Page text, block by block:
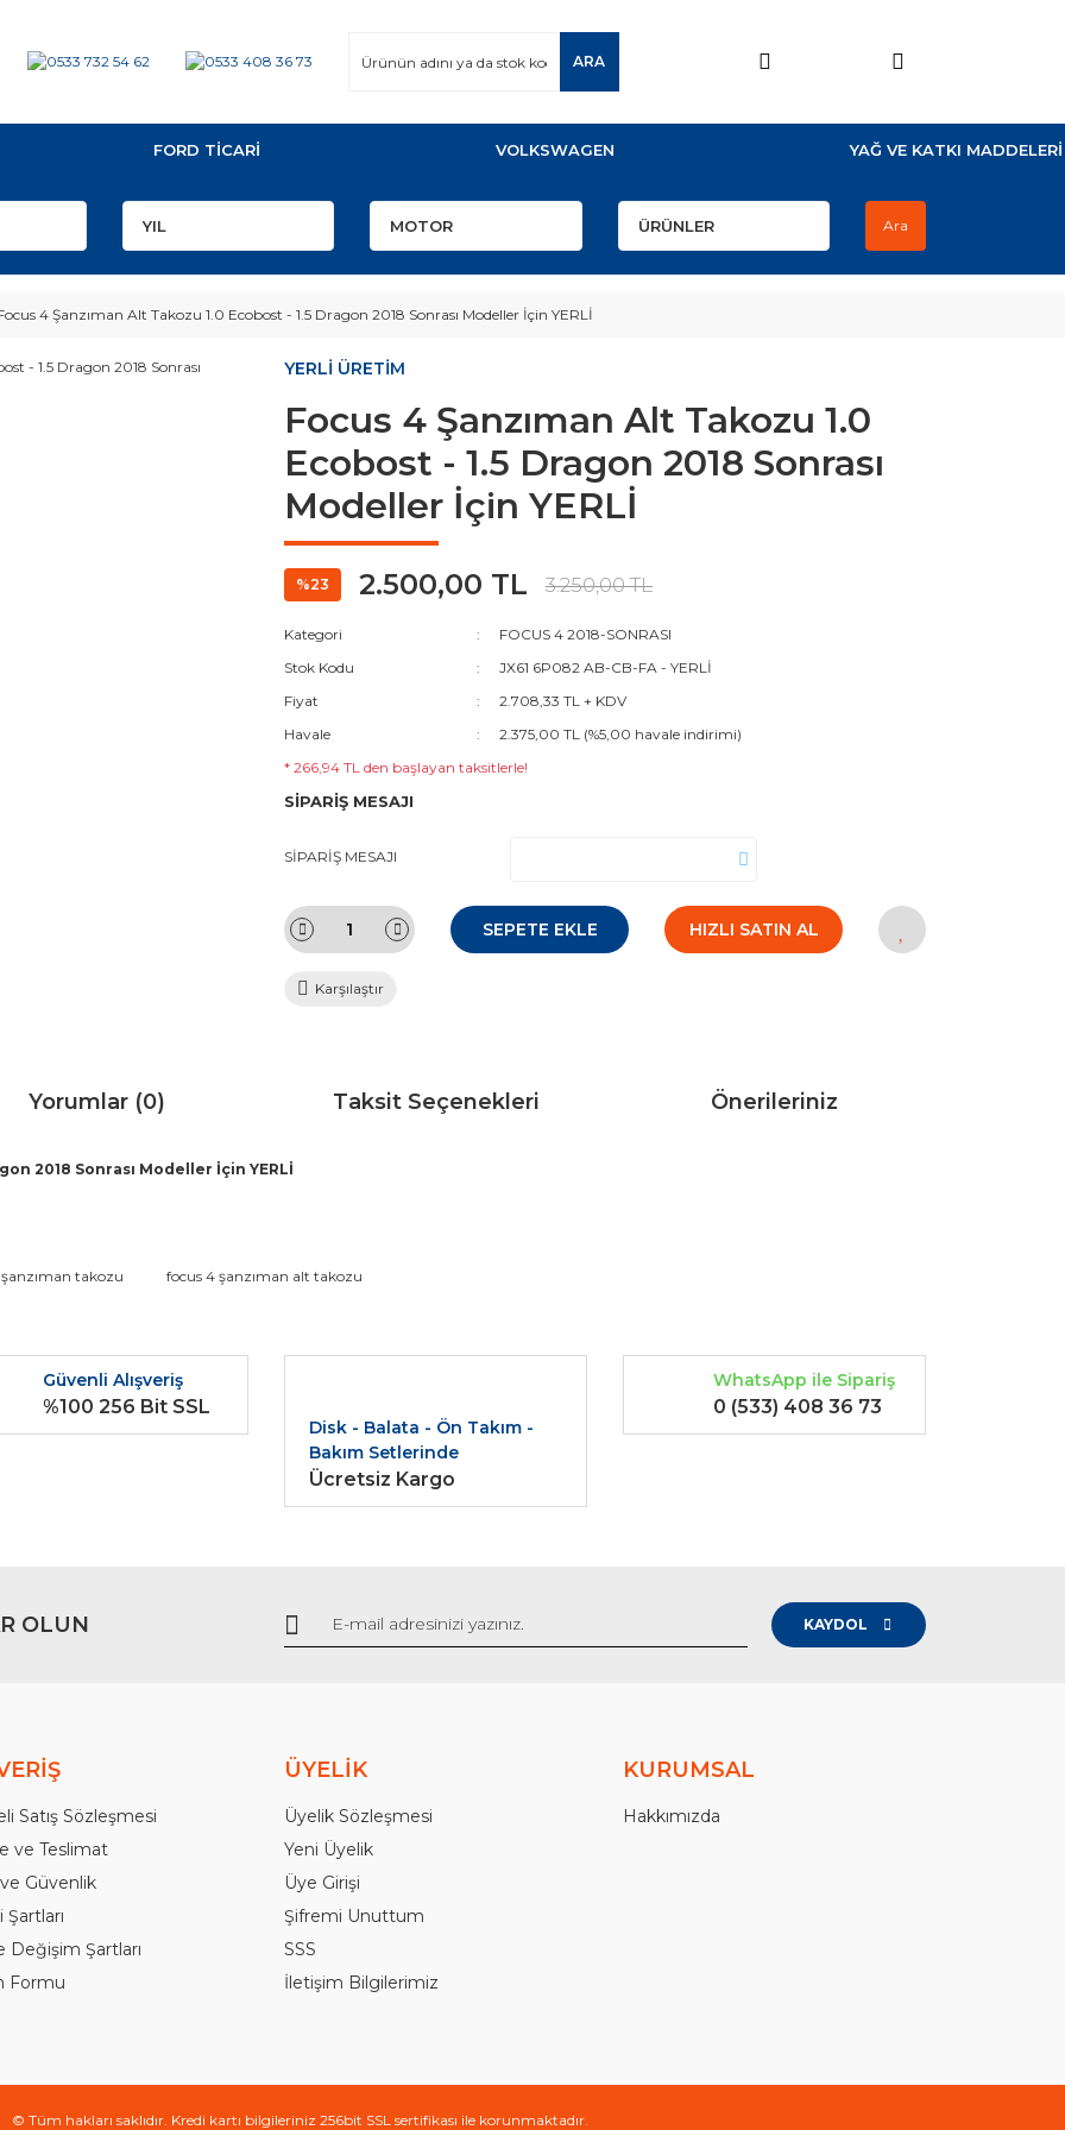
ARA
FORD TİCARİ VOLKSWAGEN YAĞ VE KATKI MADDELERİ
Ara
4 Şanzıman Alt Takozu 1.0 Ecobost - 1.5 Dragon 2018 Sonrası Modeller İçin YERLİ
YERLİ ÜRETİM
Focus 4 Şanzıman Alt Takozu 1.0
Ecobost - 1.5 Dragon 2018 Sonrası
Modeller İçin YERLİ
%23 2.500,00 TL 3.250,00 TL
Kategori
FOCUS 4 2018-SONRASI
Stok Kodu
JX61 6P082 AB-CB-FA - YERLİ
Fiyat
2.708,33 TL + KDV
Havale
2.375,00 TL (%5,00 havale indirimi)
* 266,94 TL den başlayan taksitlerle!
SİPARİŞ MESAJI
SİPARİŞ MESAJI
SEPETE EKLE HIZLI SATIN AL
Karşılaştır
Yorumlar (0) Taksit Seçenekleri Önerileriniz
2018 Sonrası Modeller İçin YERLİ
diğer konularda yetersiz gördüğünüz noktaları öneri formunu kullanarak tarafımıza iletebilirsiniz.
Gönder
takozu focus 4 şanzıman alt takozu
Güvenli Alışveriş
%100 256 Bit SSL
Disk - Balata - Ön Takım -
Bakım Setlerinde
Ücretsiz Kargo
WhatsApp ile Sipariş
0 (533) 408 36 73
OLUN KAYDOL
Satış Sözleşmesi
ve Teslimat
Güvenlik
Şartları
Değişim Şartları
Formu
ÜYELİK
Üyelik Sözleşmesi
Yeni Üyelik
Üye Girişi
Şifremi Unuttum
SSS
İletişim Bilgilerimiz
KURUMSAL
Hakkımızda
© Tüm hakları saklıdır. Kredi kartı bilgileriniz 256bit SSL sertifikası ile korunmaktadır.